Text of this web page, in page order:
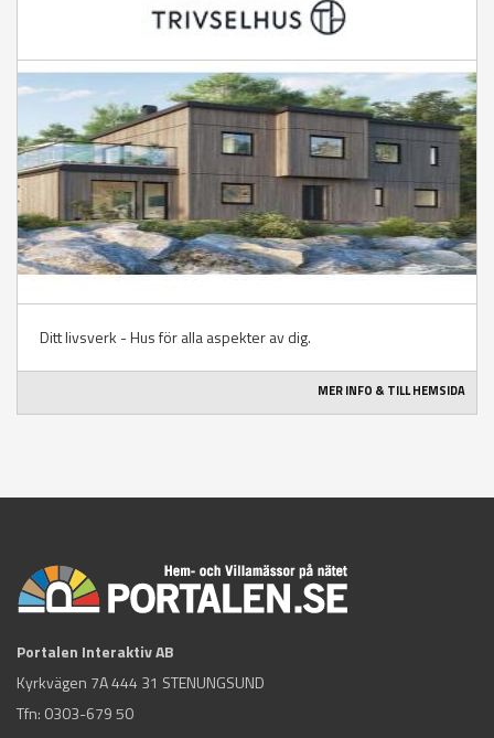
Ditt livsverk - Hus för alla aspekter av dig.
MER INFO & TILL HEMSIDA
Portalen Interaktiv AB
Kyrkvägen 7A 444 31 STENUNGSUND
Tfn: 0303-679 50